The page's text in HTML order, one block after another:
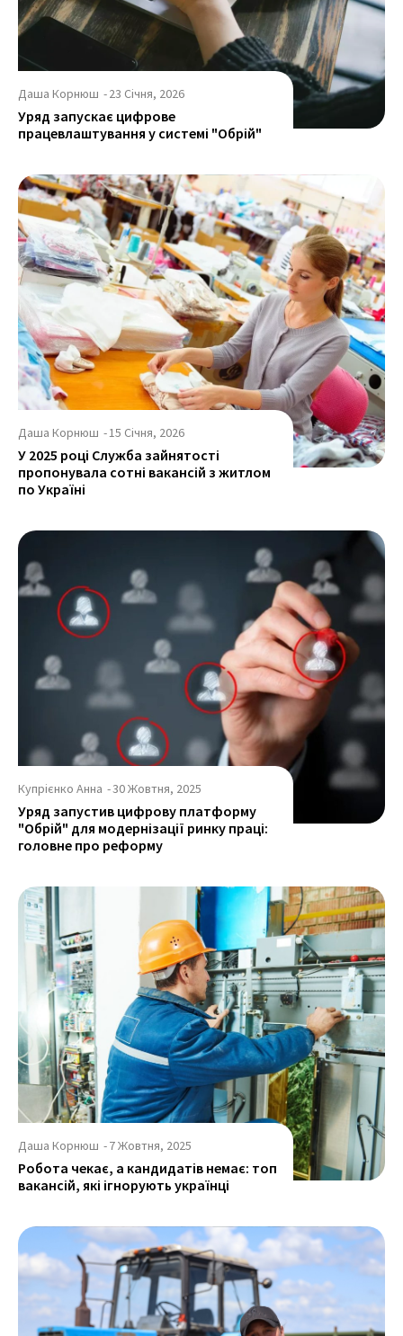
Даша Корнюш -23 Січня, 2026
Уряд запускає цифрове
працевлаштування у системі "Обрій"
Даша Корнюш -15 Січня, 2026
У 2025 році Служба зайнятості
пропонувала сотні вакансій з житлом
по Україні
Купрієнко Анна -30 Жовтня, 2025
Уряд запустив цифрову платформу
"Обрій" для модернізації ринку праці:
головне про реформу
Даша Корнюш -7 Жовтня, 2025
Робота чекає, а кандидатів немає: топ
вакансій, які ігнорують українці